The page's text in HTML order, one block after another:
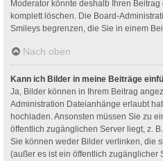
Moderator könnte deshalb Ihren
komplett löschen. Die Board-
Smileys begrenzen, die Sie in einem
Nach oben
Kann ich Bilder in meine Beiträge
Ja, Bilder können in Ihrem Beitrag
Administration Dateianhänge erlaubt
hochladen. Ansonsten müssen Sie zu
öffentlich zugänglichen Server liegt, z.
Sie können weder Bilder verlinken, die
(außer es ist ein öffentlich zugänglicher